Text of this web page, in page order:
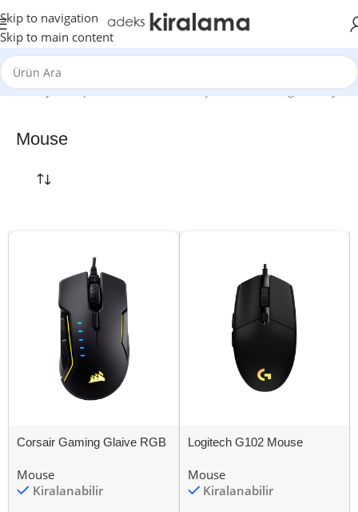
Skip to navigation
Skip to main content
Ana Sayfa Ekipman Mouse18 sonuçtan 1-12 arası gösteriliyor
Mouse
Corsair Gaming Glaive RGB
Mouse
Kiralanabilir
Logitech G102 Mouse
Mouse
Kiralanabilir